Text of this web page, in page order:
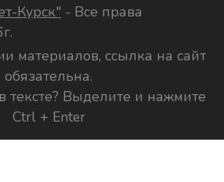
Курск" - Все права
материалов, ссылка на сайт
обязательна.
Выделите и нажмите
Ctrl + Enter